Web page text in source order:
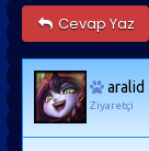
Cevap Yaz
aralid
Ziyaretçi